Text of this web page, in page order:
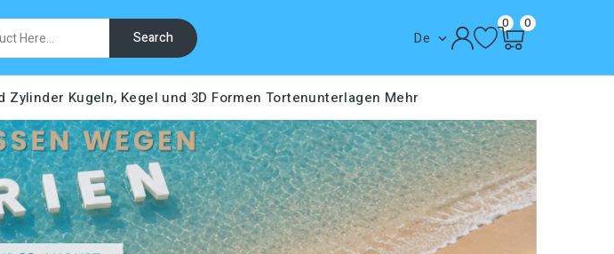
Search De 
0 0
Zylinder Kugeln, Kegel und 3D Formen Tortenunterlagen Mehr